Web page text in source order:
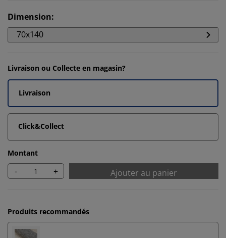
Dimension:
70x140
Livraison ou Collecte en magasin?
Livraison
Click&Collect
Montant
- + Ajouter au panier
Produits recommandés